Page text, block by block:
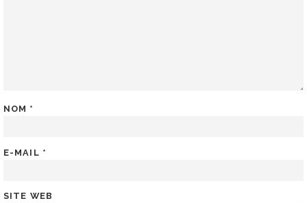
NOM *
E-MAIL *
SITE WEB